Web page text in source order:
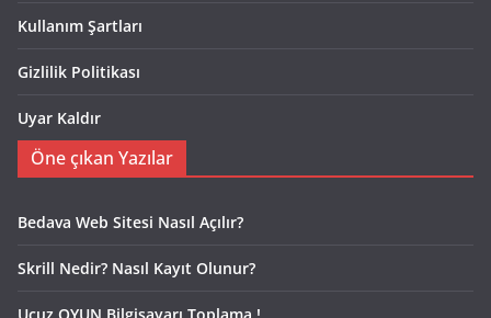
Kullanım Şartları
Gizlilik Politikası
Uyar Kaldır
Öne çıkan Yazılar
Bedava Web Sitesi Nasıl Açılır?
Skrill Nedir? Nasıl Kayıt Olunur?